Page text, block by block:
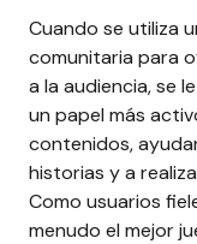
Cuando se utiliza
comunitaria para
a la audiencia, se
un papel más
contenidos,
historias y a
Como usuarios
menudo el mejor